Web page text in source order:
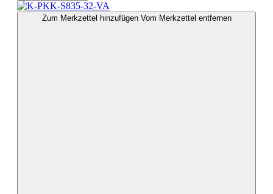
Zum Merkzettel hinzufügen Vom Merkzettel entfernen